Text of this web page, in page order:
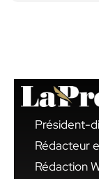
Président-
Rédacteur
Rédaction